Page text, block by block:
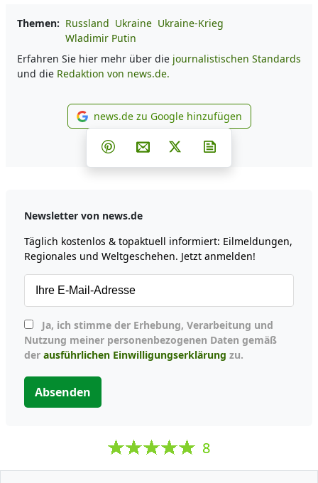
Themen: Russland Ukraine Ukraine-Krieg
Wladimir Putin
Erfahren Sie hier mehr über die journalistischen Standards
und die Redaktion von news.de.
news.de zu Google
news.de zu Google hinzufügen
Teilen auf Facebook
Teilen auf Whatsapp
Teilen auf Telegram
Teilen auf Pinterest
Per E-Mail teilen
Post auf X
Newsletter von news.de
Täglich kostenlos & topaktuell informiert: Eilmeldungen,
Regionales und Weltgeschehen. Jetzt anmelden!
Nutzung meiner personenbezogenen Daten gemäß
der ausführlichen Einwilligungserklärung zu.
Absenden
8